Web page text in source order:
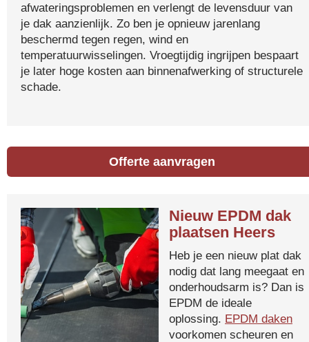
afwateringsproblemen en verlengt de levensduur van
je dak aanzienlijk. Zo ben je opnieuw jarenlang
beschermd tegen regen, wind en
temperatuurwisselingen. Vroegtijdig ingrijpen bespaart
je later hoge kosten aan binnenafwerking of structurele
schade.
Offerte aanvragen
Nieuw EPDM dak
plaatsen Heers
Heb je een nieuw plat dak
nodig dat lang meegaat en
onderhoudsarm is? Dan is
EPDM de ideale
oplossing. EPDM daken
voorkomen scheuren en